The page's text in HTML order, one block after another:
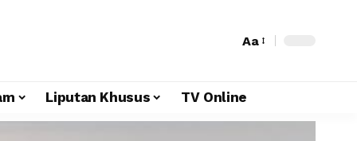
Aa
Liputan Khusus TV Online